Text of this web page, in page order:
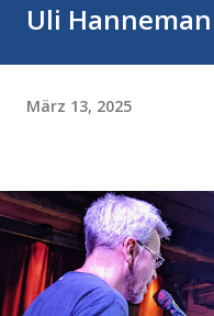
Uli
März 13, 2025